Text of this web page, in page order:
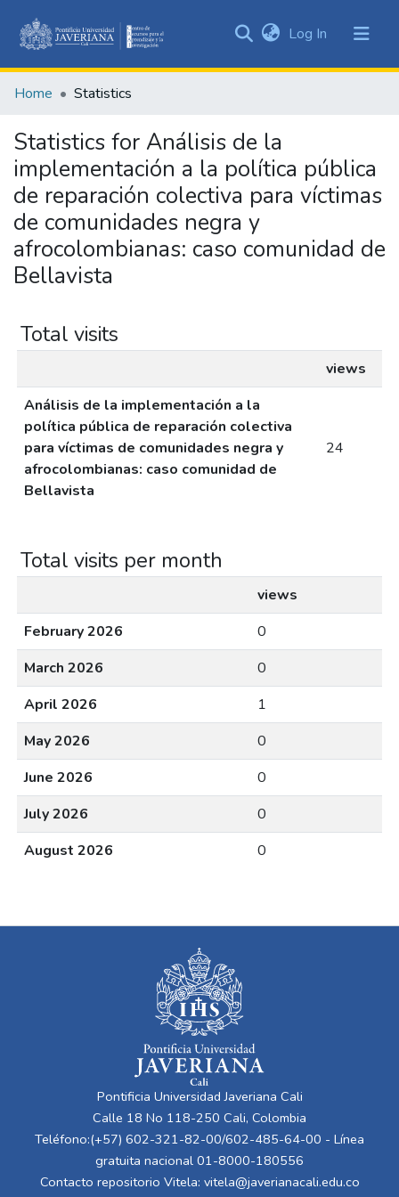
&
All of DSpace
Log In (current)
Home Statistics
Statistics for Análisis de la
implementación a la política pública
de reparación colectiva para víctimas
de comunidades negra y
afrocolombianas: caso comunidad de
Bellavista
Total visits
views
Análisis de la implementación a la
política pública de reparación colectiva
para víctimas de comunidades negra y
afrocolombianas: caso comunidad de
Bellavista
24
Total visits per month
views
February 2026
0
March 2026
0
April 2026
1
May 2026
0
June 2026
0
July 2026
0
August 2026
0
Pontificia Universidad Javeriana Cali
Calle 18 No 118-250 Cali, Colombia
Teléfono:(+57) 602-321-82-00/602-485-64-00 - Línea
gratuita nacional 01-8000-180556
Contacto repositorio Vitela: vitela@javerianacali.edu.co